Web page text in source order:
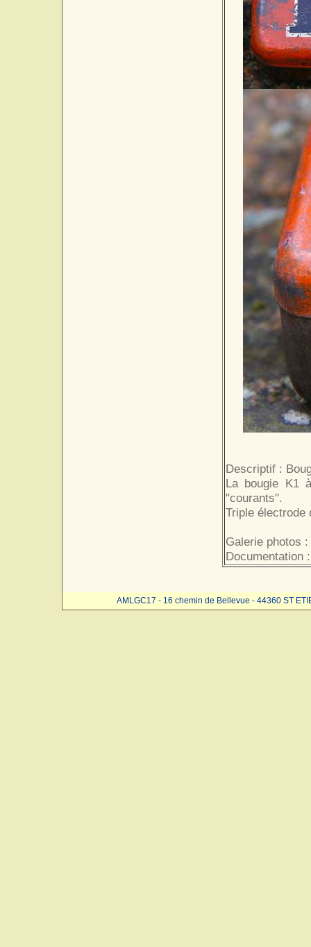
Descriptif :
La bougie K1
"courants".
Triple électrode
Galerie photos :
Documentation :
AMLGC17 - 16 chemin de Bellevue - 44360 ST